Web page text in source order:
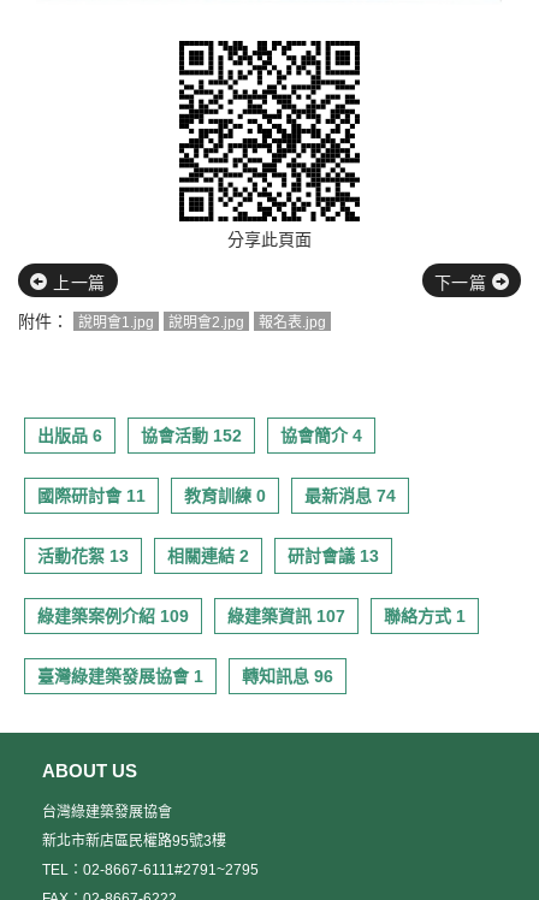
分享此頁面
上一篇
下一篇
附件：
說明會1.jpg 說明會2.jpg 報名表.jpg
出版品 6 協會活動 152 協會簡介 4
國際研討會 11 教育訓練 0 最新消息 74
活動花絮 13 相關連結 2 研討會議 13
綠建築案例介紹 109 綠建築資訊 107 聯絡方式 1
臺灣綠建築發展協會 1 轉知訊息 96
ABOUT US
台灣綠建築發展協會
新北市新店區民權路95號3樓
TEL：02-8667-6111#2791~2795